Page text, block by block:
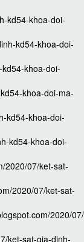
kd54-khoa-doi-
kd54-khoa-doi-
khoa-doi-
khoa-doi-ma-
kd54-khoa-doi-
kd54-khoa-doi-
2020/07/ket-sat-
2020/07/ket-sat-
2020/
ket-sat-gia-dinh-